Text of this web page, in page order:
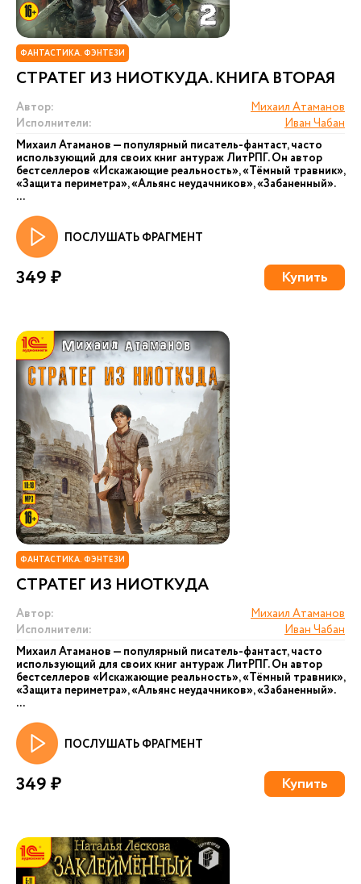
ФАНТАСТИКА. ФЭНТЕЗИ
СТРАТЕГ ИЗ НИОТКУДА. КНИГА ВТОРАЯ
Автор:
Михаил Атаманов
Исполнители:
Иван Чабан
Михаил Атаманов — популярный писатель-фантаст, часто
использующий для своих книг антураж ЛитРПГ. Он автор
бестселлеров «Искажающие реальность», «Тёмный травник»,
«Защита периметра», «Альянс неудачников», «Забаненный».
...
ПОСЛУШАТЬ ФРАГМЕНТ
349 ₽ Купить
ФАНТАСТИКА. ФЭНТЕЗИ
СТРАТЕГ ИЗ НИОТКУДА
Автор:
Михаил Атаманов
Исполнители:
Иван Чабан
Михаил Атаманов — популярный писатель-фантаст, часто
использующий для своих книг антураж ЛитРПГ. Он автор
бестселлеров «Искажающие реальность», «Тёмный травник»,
«Защита периметра», «Альянс неудачников», «Забаненный».
...
ПОСЛУШАТЬ ФРАГМЕНТ
349 ₽ Купить